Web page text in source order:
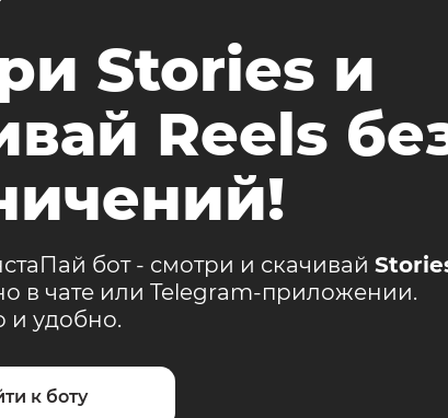
Stories и
Reels
бот - смотри и скачивай
в чате или Telegram-приложении.
и удобно.
к боту